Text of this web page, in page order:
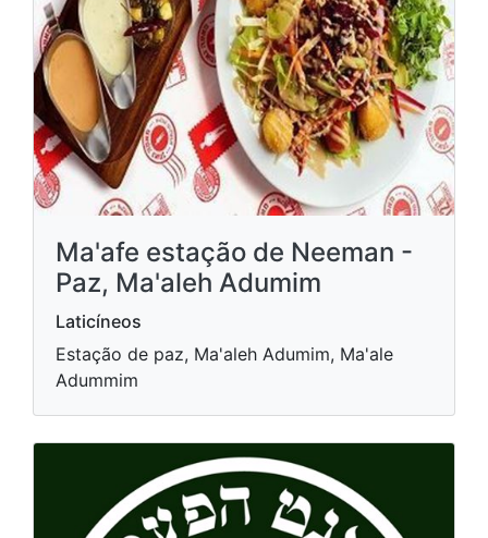
Ma'afe estação de Neeman -
Paz, Ma'aleh Adumim
Laticíneos
Estação de paz, Ma'aleh Adumim, Ma'ale
Adummim